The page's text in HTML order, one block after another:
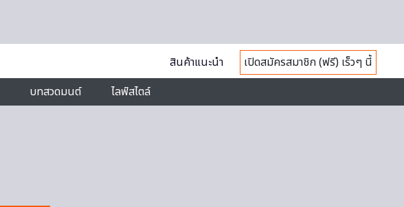
สินค้าแนะนำ
เปิดสมัครสมาชิก (ฟรี) เร็วๆ นี้
บทสวดมนต์ ไลฟ์สไตล์